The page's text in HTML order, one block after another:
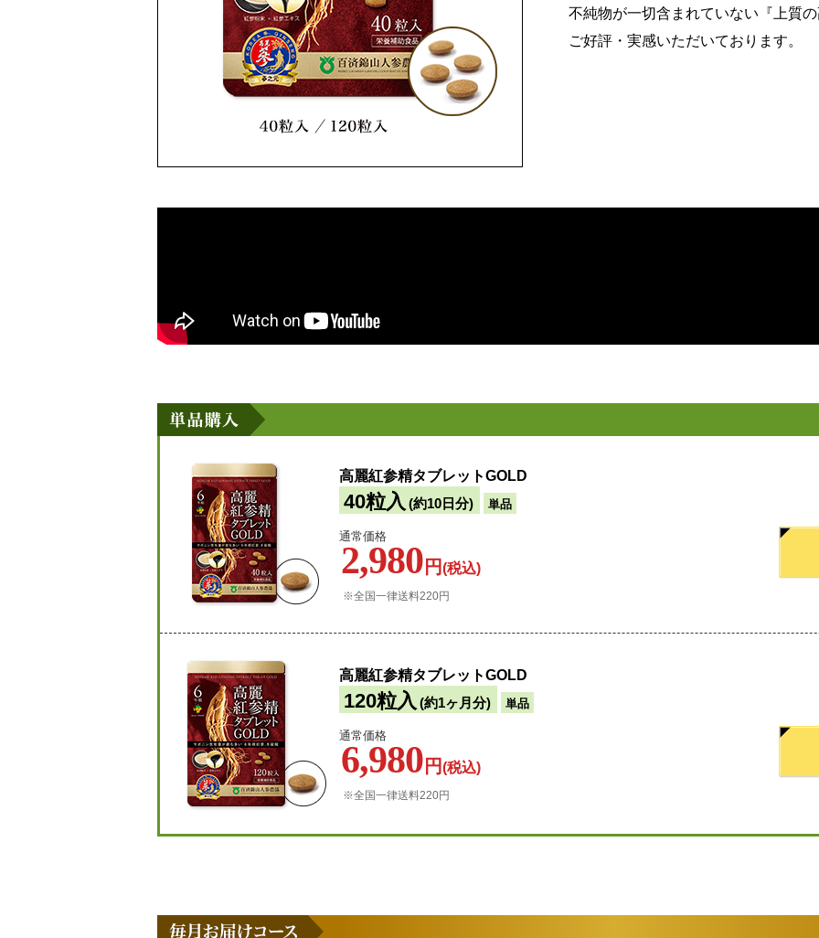
不純物が一切含まれていない『上質
ご好評・実感いただいております。
高麗紅参精タブレットGOLD
40粒入 (約10日分) 単品
通常価格
2,980 円(税込)
※全国一律送料220円
高麗紅参精タブレットGOLD
120粒入 (約1ヶ月分) 単品
通常価格
6,980 円(税込)
※全国一律送料220円